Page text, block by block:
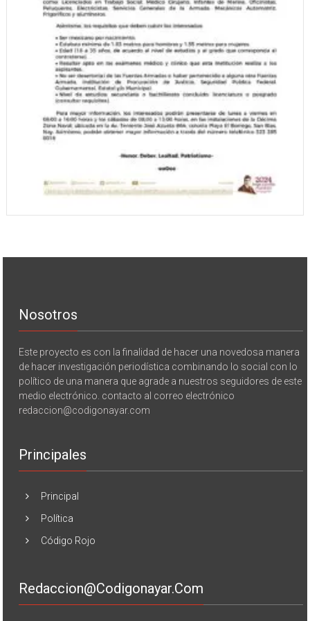
Nosotros
Este proyecto es con la finalidad de hacer una novedosa manera
de hacer investigación periodística combinando lo social con lo
político de una manera que agrade a nuestros seguidores de este
medio electrónico. contacto al correo electrónico
redaccion@codigonayar.com
Principales
Principal
Política
Código Rojo
Redaccion@codigonayar.com